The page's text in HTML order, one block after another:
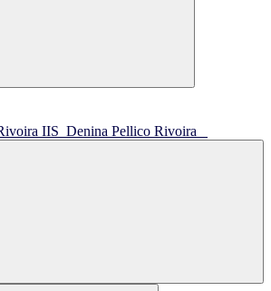
IIS Denina Pellico Rivoira